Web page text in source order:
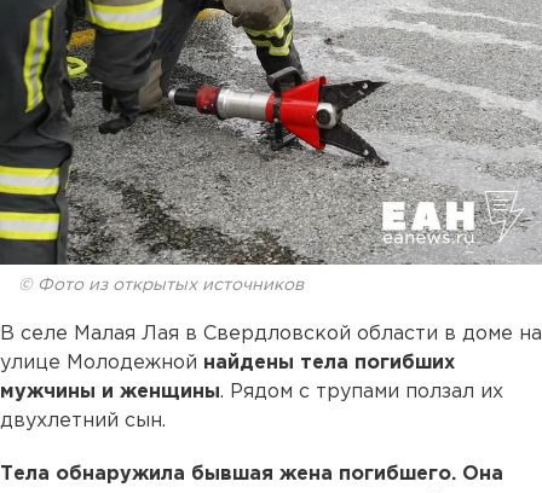
© Фото из открытых источников
В селе Малая Лая в Свердловской области в доме на
улице Молодежной найдены тела погибших
мужчины и женщины. Рядом с трупами ползал их
двухлетний сын.
Тела обнаружила бывшая жена погибшего. Она